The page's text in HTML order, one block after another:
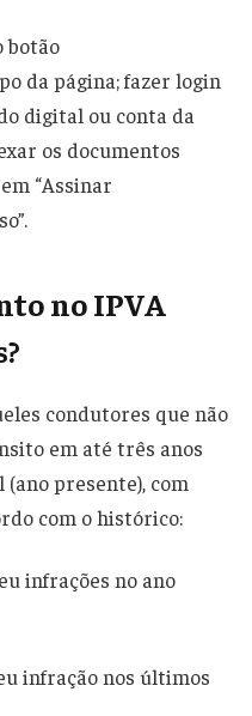
botão
da página; fazer login
digital ou conta da
os documentos
“Assinar
no IPVA
condutores que não
em até três anos
presente), com
com o histórico:
infrações no ano
infração nos últimos